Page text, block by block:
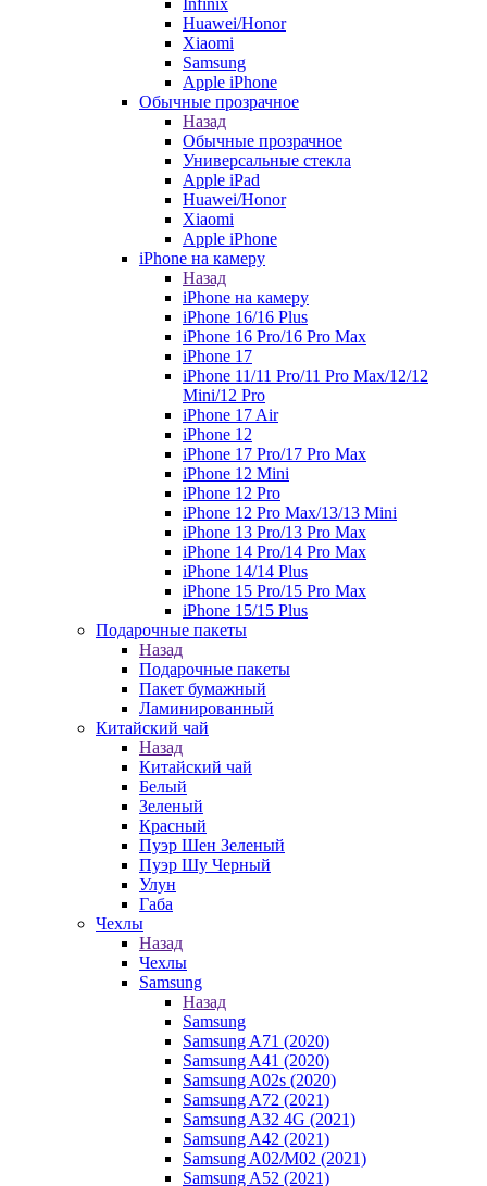
Infinix
Huawei/Honor
Xiaomi
Samsung
Apple iPhone
Обычные прозрачное
Назад
Обычные прозрачное
Универсальные стекла
Apple iPad
Huawei/Honor
Xiaomi
Apple iPhone
iPhone на камеру
Назад
iPhone на камеру
iPhone 16/16 Plus
iPhone 16 Pro/16 Pro Max
iPhone 17
iPhone 11/11 Pro/11 Pro Max/12/12
Mini/12 Pro
iPhone 17 Air
iPhone 12
iPhone 17 Pro/17 Pro Max
iPhone 12 Mini
iPhone 12 Pro
iPhone 12 Pro Max/13/13 Mini
iPhone 13 Pro/13 Pro Max
iPhone 14 Pro/14 Pro Max
iPhone 14/14 Plus
iPhone 15 Pro/15 Pro Max
iPhone 15/15 Plus
Подарочные пакеты
Назад
Подарочные пакеты
Пакет бумажный
Ламинированный
Китайский чай
Назад
Китайский чай
Белый
Зеленый
Красный
Пуэр Шен Зеленый
Пуэр Шу Черный
Улун
Габа
Чехлы
Назад
Чехлы
Samsung
Назад
Samsung
Samsung A71 (2020)
Samsung A41 (2020)
Samsung A02s (2020)
Samsung A72 (2021)
Samsung A32 4G (2021)
Samsung A42 (2021)
Samsung A02/M02 (2021)
Samsung A52 (2021)